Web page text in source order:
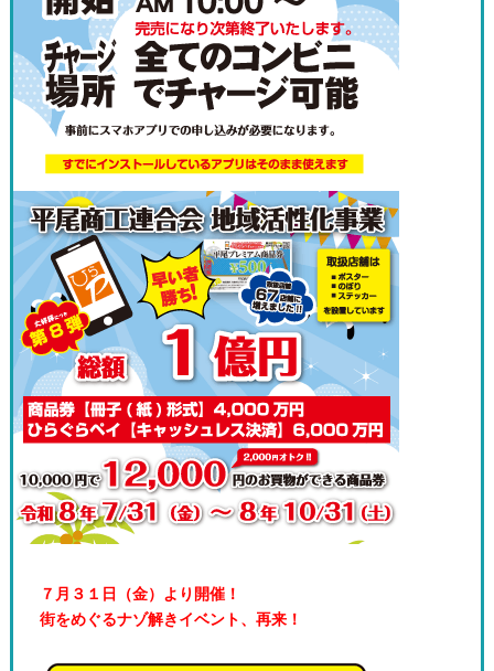
７月３１日（金）より開催！
街をめぐるナゾ解きイベント、再来！